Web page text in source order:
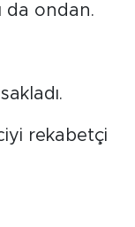
da ondan.
rekabetçi